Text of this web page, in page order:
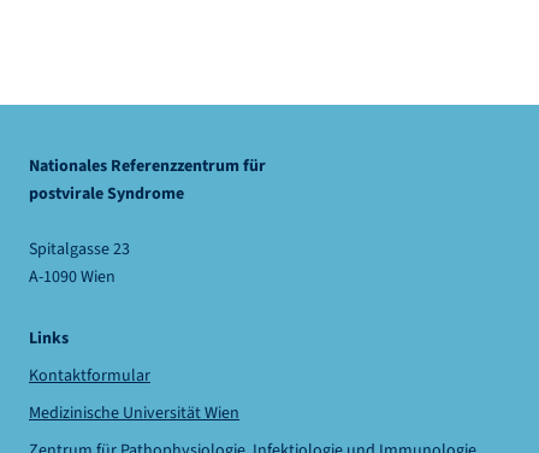
Nationales Referenzzentrum für
postvirale Syndrome
Spitalgasse 23
A-1090 Wien
Links
Kontaktformular
Medizinische Universität Wien